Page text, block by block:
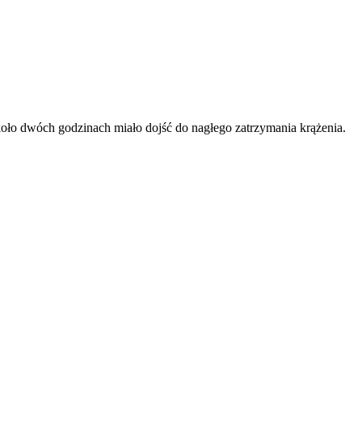
dwóch godzinach miało dojść do nagłego zatrzymania krążenia.